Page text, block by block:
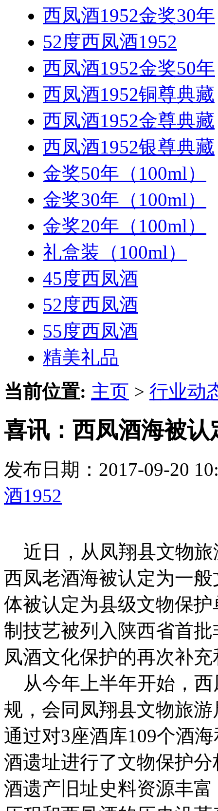
西凤酒1952金奖30年
52度西凤酒1952
西凤酒1952金奖50年
西凤酒1952铜尊典藏
西凤酒1952金尊典藏
西凤酒1952银尊典藏
金奖50年（100ml）
金奖30年（100ml）
金奖20年（100ml）
礼盒装（100ml）
45度西凤酒
52度西凤酒
55度西凤酒
精美礼品
当前位置: 主页 > 行业动
喜讯：西凤酒海被认
发布日期：2017-09-20
酒1952
近日，从凤翔县文物旅
西凤老酒海被认定为一
体被认定为县级文物保
制技艺被列入陕西省首
凤酒文化保护的再次补
从今年上半年开始，西
规，会同凤翔县文物旅
通过对3座酒库109个酒
酒遗址进行了文物保护
酒遗产旧址史料资源丰